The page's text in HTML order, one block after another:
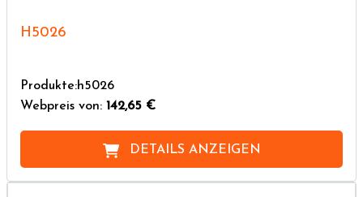
H5026
Produkte:h5026
Webpreis von: 142,65 €
DETAILS ANZEIGEN